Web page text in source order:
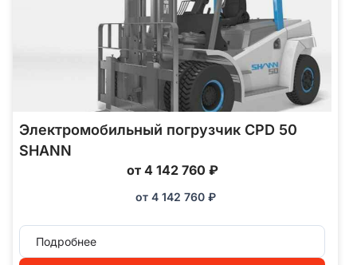
Электромобильный погрузчик CPD 50
SHANN
от 4 142 760 ₽
от 4 142 760 ₽
Подробнее